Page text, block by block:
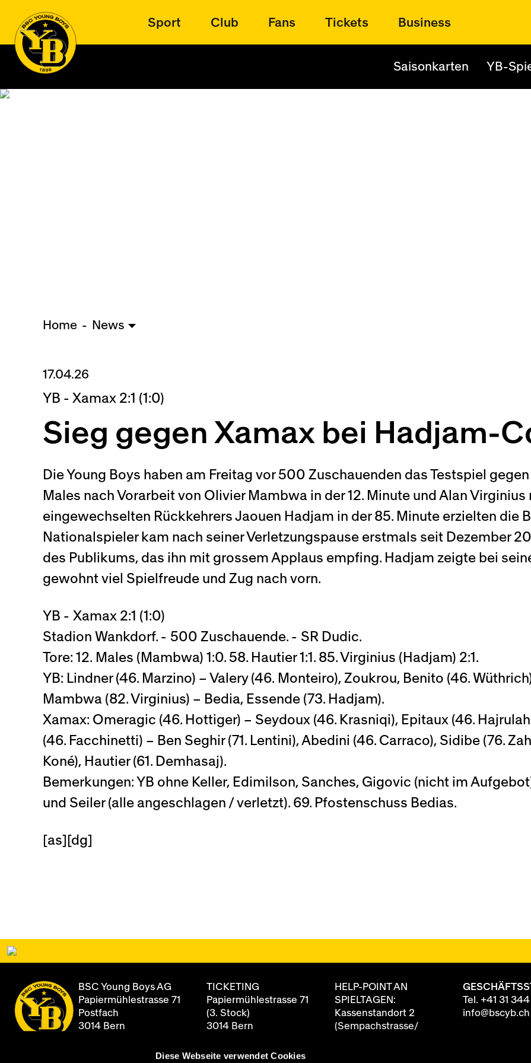
Diese Webseite verwendet Cookies
Sport Club Fans Tickets Business
Saisonkarten YB-
Home News
17.04.26
YB - Xamax 2:1 (1:0)
Sieg gegen Xamax bei Hadjam-
Die Young Boys haben am Freitag vor 500 Zuschauenden das Testspiel
Males nach Vorarbeit von Olivier Mambwa in der 12. Minute und Alan Virginius
eingewechselten Rückkehrers Jaouen Hadjam in der 85. Minute erzielten die
Nationalspieler kam nach seiner Verletzungspause erstmals seit Dezember
des Publikums, das ihn mit grossem Applaus empfing. Hadjam zeigte bei
gewohnt viel Spielfreude und Zug nach vorn.
YB - Xamax 2:1 (1:0)
Stadion Wankdorf. - 500 Zuschauende. - SR Dudic.
Tore: 12. Males (Mambwa) 1:0. 58. Hautier 1:1. 85. Virginius (Hadjam) 2:1.
YB: Lindner (46. Marzino) – Valery (46. Monteiro), Zoukrou, Benito (46.
Mambwa (82. Virginius) – Bedia, Essende (73. Hadjam).
Xamax: Omeragic (46. Hottiger) – Seydoux (46. Krasniqi), Epitaux (46.
(46. Facchinetti) – Ben Seghir (71. Lentini), Abedini (46. Carraco), Sidibe (76.
Koné), Hautier (61. Demhasaj).
Bemerkungen: YB ohne Keller, Edimilson, Sanches, Gigovic (nicht im
und Seiler (alle angeschlagen / verletzt). 69. Pfostenschuss Bedias.
[as][dg]
BSC Young Boys AG
Papiermühlestrasse 71
Postfach
3014 Bern
TICKETING
Papiermühlestrasse 71
(3. Stock)
3014 Bern
+41 31 344 88 88
HELP-POINT AN
SPIELTAGEN:
Kassenstandort 2
(Sempachstrasse/
Tel. +41 31
info@bscyb.ch